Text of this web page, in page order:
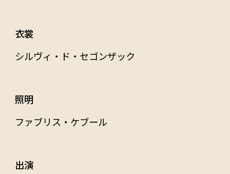
衣裳
シルヴィ・ド・セゴンザック
照明
ファブリス・ケブール
出演